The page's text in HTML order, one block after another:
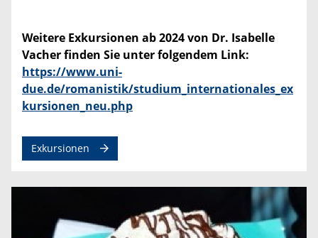
Weitere Exkursionen ab 2024 von Dr. Isabelle
Vacher finden Sie unter folgendem Link:
https://www.uni-
due.de/romanistik/studium_internationales_ex
kursionen_neu.php
Exkursionen